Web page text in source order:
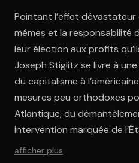
Pointant l’effet dévastateur
mêmes et la responsabilité
leur élection aux profits
Joseph Stiglitz se livre à
du capitalisme à
mesures peu orthodoxes
Atlantique, du
intervention marquée de
afficher plus